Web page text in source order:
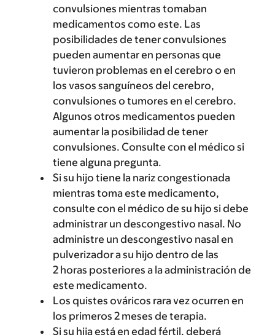
convulsiones mientras tomaban
medicamentos como este. Las
posibilidades de tener convulsiones
pueden aumentar en personas que
tuvieron problemas en el cerebro o en
los vasos sanguíneos del cerebro,
convulsiones o tumores en el cerebro.
Algunos otros medicamentos pueden
aumentar la posibilidad de tener
convulsiones. Consulte con el médico si
tiene alguna pregunta.
Si su hijo tiene la nariz congestionada
mientras toma este medicamento,
consulte con el médico de su hijo si debe
administrar un descongestivo nasal. No
administre un descongestivo nasal en
pulverizador a su hijo dentro de las
2 horas posteriores a la administración de
este medicamento.
Los quistes ováricos rara vez ocurren en
los primeros 2 meses de terapia.
Si su hija está en edad fértil, deberá